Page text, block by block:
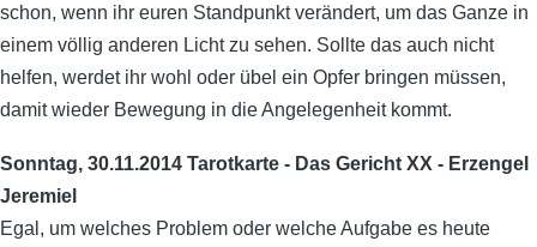
schon, wenn ihr euren Standpunkt verändert, um das Ganze in
einem völlig anderen Licht zu sehen. Sollte das auch nicht
helfen, werdet ihr wohl oder übel ein Opfer bringen müssen,
damit wieder Bewegung in die Angelegenheit kommt.
Sonntag, 30.11.2014 Tarotkarte - Das Gericht XX - Erzengel
Jeremiel
Egal, um welches Problem oder welche Aufgabe es heute